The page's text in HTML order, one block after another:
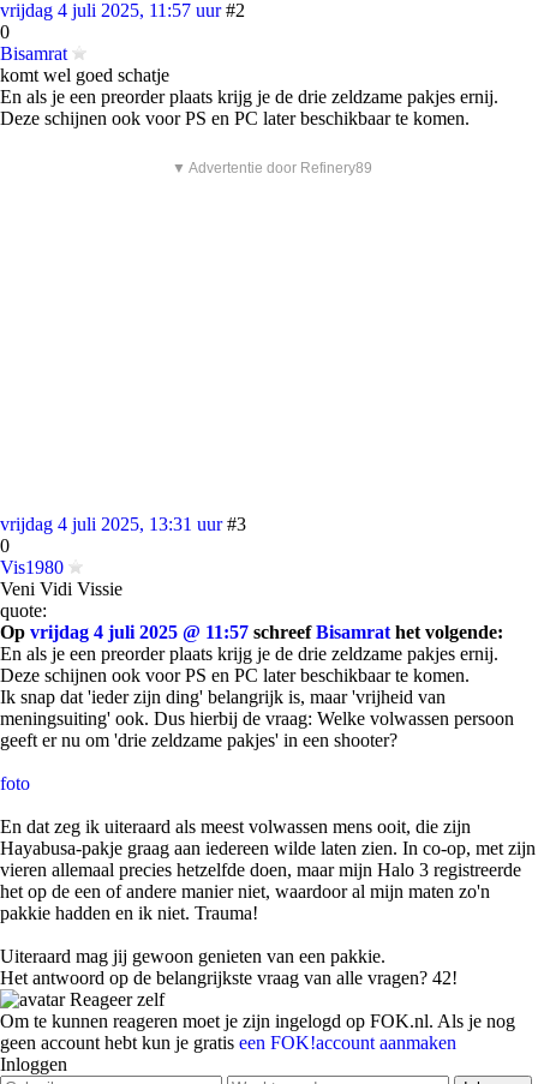
vrijdag 4 juli 2025, 11:57 uur #2
0
Bisamrat
komt wel goed schatje
En als je een preorder plaats krijg je de drie zeldzame pakjes ernij.
Deze schijnen ook voor PS en PC later beschikbaar te komen.
▼ Advertentie door Refinery89
vrijdag 4 juli 2025, 13:31 uur #3
0
Vis1980
Veni Vidi Vissie
quote:
Op vrijdag 4 juli 2025 @ 11:57 schreefBisamrat het volgende:
En als je een preorder plaats krijg je de drie zeldzame pakjes ernij.
Deze schijnen ook voor PS en PC later beschikbaar te komen.
Ik snap dat 'ieder zijn ding' belangrijk is, maar 'vrijheid van
meningsuiting' ook. Dus hierbij de vraag: Welke volwassen persoon
geeft er nu om 'drie zeldzame pakjes' in een shooter?
foto
En dat zeg ik uiteraard als meest volwassen mens ooit, die zijn
Hayabusa-pakje graag aan iedereen wilde laten zien. In co-op, met zijn
vieren allemaal precies hetzelfde doen, maar mijn Halo 3 registreerde
het op de een of andere manier niet, waardoor al mijn maten zo'n
pakkie hadden en ik niet. Trauma!
Uiteraard mag jij gewoon genieten van een pakkie.
Het antwoord op de belangrijkste vraag van alle vragen? 42!
Reageer zelf
Om te kunnen reageren moet je zijn ingelogd op FOK.nl. Als je nog
geen account hebt kun je gratis een FOK!account aanmaken
Inloggen